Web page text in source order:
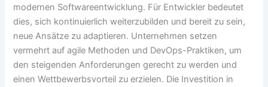
modernen Softwareentwicklung. Für Entwickler bedeutet
dies, sich kontinuierlich weiterzubilden und bereit zu sein,
neue Ansätze zu adaptieren. Unternehmen setzen
vermehrt auf agile Methoden und DevOps-Praktiken, um
den steigenden Anforderungen gerecht zu werden und
einen Wettbewerbsvorteil zu erzielen. Die Investition in